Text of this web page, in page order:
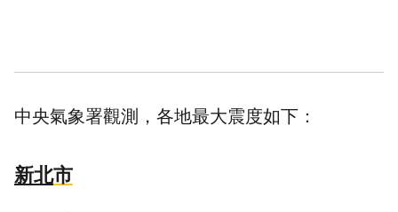
中央氣象署觀測，各地最大震度如下：
新北市